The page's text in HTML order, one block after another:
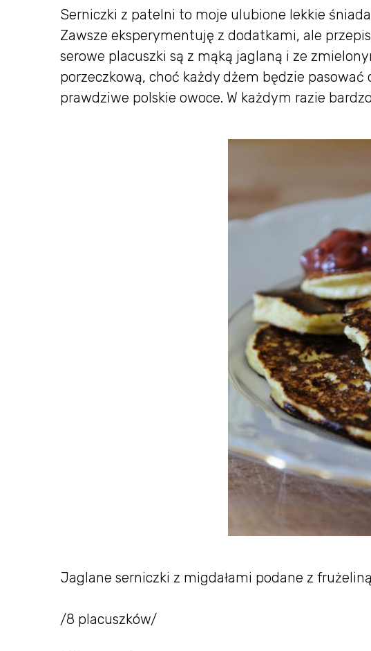
Serniczki z patelni to moje ulubione lekkie
Zawsze eksperymentuję z dodatkami, ale
serowe placuszki są z mąką jaglaną i ze
porzeczkową, choć każdy dżem będzie
prawdziwe polskie owoce. W każdym razie
Jaglane serniczki z migdałami podane z
/8 placuszków/